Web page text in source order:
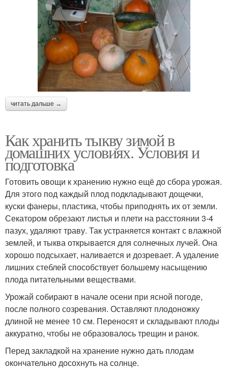
читать дальше →
Как хранить тыкву зимой в
домашних условиях. Условия и
подготовка
Готовить овощи к хранению нужно ещё до сбора урожая.
Для этого под каждый плод подкладывают дощечки,
куски фанеры, пластика, чтобы приподнять их от земли.
Секатором обрезают листья и плети на расстоянии 3-4
пазух, удаляют траву. Так устраняется контакт с влажной
землей, и тыква открывается для солнечных лучей. Она
хорошо подсыхает, наливается и дозревает. А удаление
лишних стеблей способствует большему насыщению
плода питательными веществами.
Урожай собирают в начале осени при ясной погоде,
после полного созревания. Оставляют плодоножку
длиной не менее 10 см. Переносят и складывают плоды
аккуратно, чтобы не образовалось трещин и ранок.
Перед закладкой на хранение нужно дать плодам
окончательно досохнуть на солнце.